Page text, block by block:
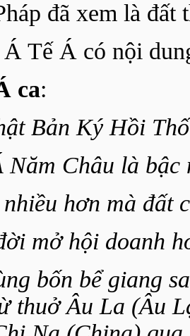
đã xem là đất
Tế Á có nội
ca:
Bản Ký Hồi
Năm Châu là bậc
hơn mà đất
mở hội doanh
bốn bể giang
thuở Âu La (Âu